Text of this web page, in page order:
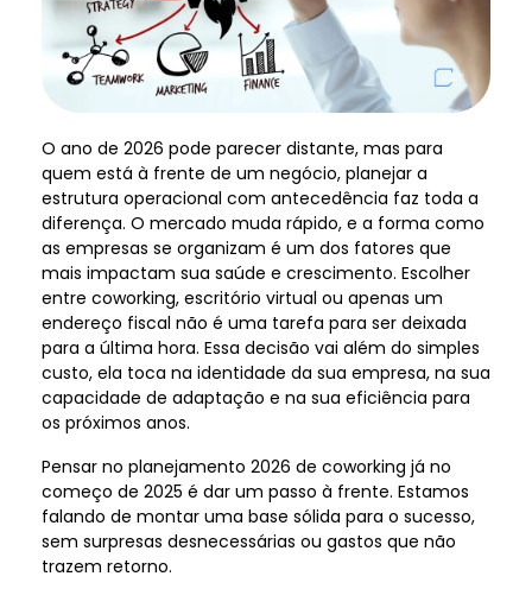
O ano de 2026 pode parecer distante, mas para
quem está à frente de um negócio, planejar a
estrutura operacional com antecedência faz toda a
diferença. O mercado muda rápido, e a forma como
as empresas se organizam é um dos fatores que
mais impactam sua saúde e crescimento. Escolher
entre coworking, escritório virtual ou apenas um
endereço fiscal não é uma tarefa para ser deixada
para a última hora. Essa decisão vai além do simples
custo, ela toca na identidade da sua empresa, na sua
capacidade de adaptação e na sua eficiência para
os próximos anos.
Pensar no planejamento 2026 de coworking já no
começo de 2025 é dar um passo à frente. Estamos
falando de montar uma base sólida para o sucesso,
sem surpresas desnecessárias ou gastos que não
trazem retorno.